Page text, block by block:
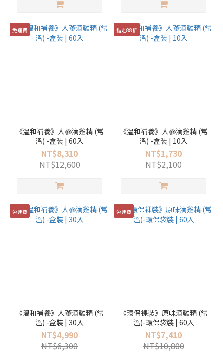
免運費
《溫和補養》人蔘滴雞精 (常
溫) -盒裝 | 60入
NT$8,310
NT$12,600
指定88折
《溫和補養》人蔘滴雞精 (常
溫) -盒裝 | 10入
NT$1,730
NT$2,100
免運費
《溫和補養》人蔘滴雞精 (常
溫) -盒裝 | 30入
NT$4,990
NT$6,300
免運費
《環保裸裝》原味滴雞精 (常
溫)-環保袋裝 | 60入
NT$7,410
NT$10,800